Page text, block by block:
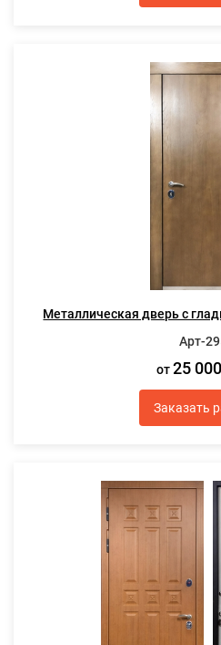
Металлическая дверь с
Арт-
от25
Заказать